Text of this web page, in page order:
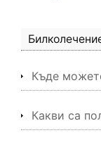
Къде
Какви са